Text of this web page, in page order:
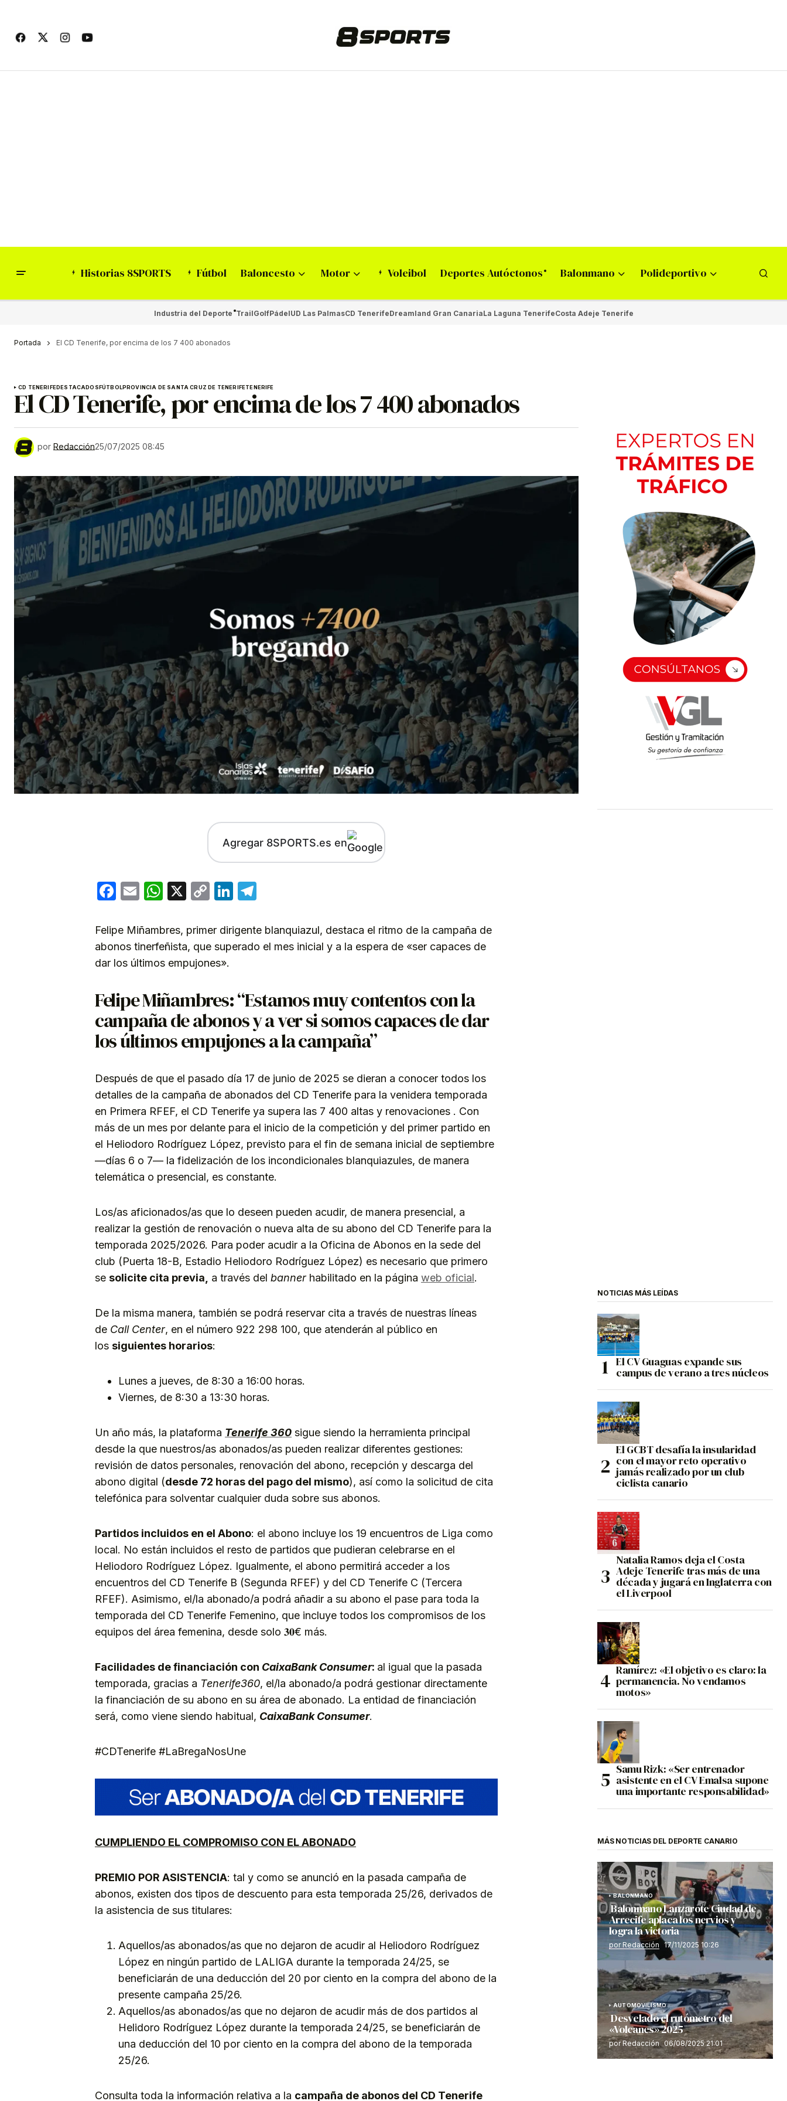
Historias 8SPORTS Fútbol Baloncesto Motor Voleibol Deportes Autóctonos Balonmano Polideportivo
Industria del Deporte TrailGolfPádelUD Las PalmasCD TenerifeDreamland Gran CanariaLa Laguna TenerifeCosta Adeje Tenerife
Portada El CD Tenerife, por encima de los 7 400 abonados
CD TENERIFEDESTACADOSFÚTBOLPROVINCIA DE SANTA CRUZ DE TENERIFETENERIFE
El CD Tenerife, por encima de los 7 400 abonados
por Redacción25/07/2025 08:45
Agregar 8SPORTS.es en
Facebook
EmailWhatsApp
X
CopyLinkedIn
Felipe Miñambres, primer dirigente blanquiazul, destaca el ritmo de la campaña de
abonos tinerfeñista, que superado el mes inicial y a la espera de «ser capaces de
dar los últimos empujones».
Felipe Miñambres: “Estamos muy contentos con la
campaña de abonos y a ver si somos capaces de dar
los últimos empujones a la campaña”
Después de que el pasado día 17 de junio de 2025 se dieran a conocer todos los
detalles de la campaña de abonados del CD Tenerife para la venidera temporada
en Primera RFEF, el CD Tenerife ya supera las 7 400 altas y renovaciones . Con
más de un mes por delante para el inicio de la competición y del primer partido en
el Heliodoro Rodríguez López, previsto para el fin de semana inicial de septiembre
—días 6 o 7— la fidelización de los incondicionales blanquiazules, de manera
telemática o presencial, es constante.
Los/as aficionados/as que lo deseen pueden acudir, de manera presencial, a
realizar la gestión de renovación o nueva alta de su abono del CD Tenerife para la
temporada 2025/2026. Para poder acudir a la Oficina de Abonos en la sede del
club (Puerta 18-B, Estadio Heliodoro Rodríguez López) es necesario que primero
se solicite cita previa, a través del bannerhabilitado en la página web oficial.
De la misma manera, también se podrá reservar cita a través de nuestras líneas
de Call Center, en el número 922 298 100, que atenderán al público en
los siguientes horarios:
Lunes a jueves, de 8:30 a 16:00 horas.
Viernes, de 8:30 a 13:30 horas.
Un año más, la plataforma Tenerife 360 sigue siendo la herramienta principal
desde la que nuestros/as abonados/as pueden realizar diferentes gestiones:
revisión de datos personales, renovación del abono, recepción y descarga del
abono digital (desde 72 horas del pago del mismo), así como la solicitud de cita
telefónica para solventar cualquier duda sobre sus abonos.
Partidos incluidos en el Abono: el abono incluye los 19 encuentros de Liga como
local. No están incluidos el resto de partidos que pudieran celebrarse en el
Heliodoro Rodríguez López. Igualmente, el abono permitirá acceder a los
encuentros del CD Tenerife B (Segunda RFEF) y del CD Tenerife C (Tercera
RFEF). Asimismo, el/la abonado/a podrá añadir a su abono el pase para toda la
temporada del CD Tenerife Femenino, que incluye todos los compromisos de los
equipos del área femenina, desde solo 𝟑𝟎€ más.
Facilidades de financiación con CaixaBank Consumer: al igual que la pasada
temporada, gracias a Tenerife360, el/la abonado/a podrá gestionar directamente
la financiación de su abono en su área de abonado. La entidad de financiación
será, como viene siendo habitual, CaixaBank Consumer.
#CDTenerife #LaBregaNosUne
CUMPLIENDO EL COMPROMISO CON EL ABONADO
PREMIO POR ASISTENCIA: tal y como se anunció en la pasada campaña de
abonos, existen dos tipos de descuento para esta temporada 25/26, derivados de
la asistencia de sus titulares:
Aquellos/as abonados/as que no dejaron de acudir al Heliodoro Rodríguez
López en ningún partido de LALIGA durante la temporada 24/25, se
beneficiarán de una deducción del 20 por ciento en la compra del abono de la
presente campaña 25/26.
Aquellos/as abonados/as que no dejaron de acudir más de dos partidos al
Helidoro Rodríguez López durante la temporada 24/25, se beneficiarán de
una deducción del 10 por ciento en la compra del abono de la temporada
25/26.
Consulta toda la información relativa a la campaña de abonos del CD Tenerife
NOTICIAS MÁS LEÍDAS
El CV Guaguas expande sus
campus de verano a tres núcleos
El GCBT desafía la insularidad
con el mayor reto operativo
jamás realizado por un club
ciclista canario
Natalia Ramos deja el Costa
Adeje Tenerife tras más de una
década y jugará en Inglaterra con
el Liverpool
Ramírez: «El objetivo es claro: la
permanencia. No vendamos
motos»
Samu Rizk: «Ser entrenador
asistente en el CV Emalsa supone
una importante responsabilidad»
MÁS NOTICIAS DEL DEPORTE CANARIO
BALONMANO
Balonmano Lanzarote Ciudad de
Arrecife aplaca los nervios y
logra la victoria
por Redacción 17/11/2025 10:26
AUTOMOVILISMO
Desvelado el rutómetro del
«Volcanes» 2025
por Redacción 06/08/2025 21:01